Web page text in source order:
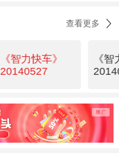
查看更多
《智力快车》
20140527
《